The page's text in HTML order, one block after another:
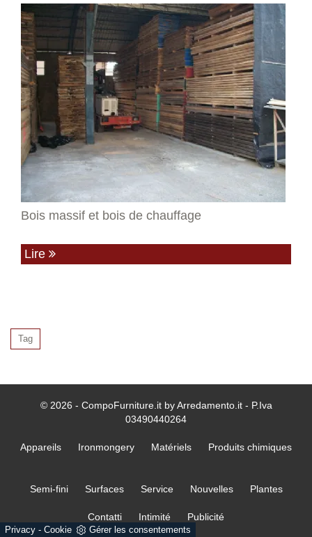
Privacy - Cookie Gérer les consentements
Bois massif et bois de chauffage
Lire
Tag
© 2026 - CompoFurniture.it by Arredamento.it - P.Iva
03490440264
Appareils Ironmongery Matériels Produits chimiques
Semi-fini Surfaces Service Nouvelles Plantes
Contatti Intimité Publicité